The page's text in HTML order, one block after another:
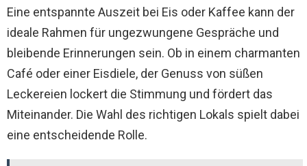
Eine entspannte Auszeit bei Eis oder Kaffee kann der
ideale Rahmen für ungezwungene Gespräche und
bleibende Erinnerungen sein. Ob in einem charmanten
Café oder einer Eisdiele, der Genuss von süßen
Leckereien lockert die Stimmung und fördert das
Miteinander. Die Wahl des richtigen Lokals spielt dabei
eine entscheidende Rolle.